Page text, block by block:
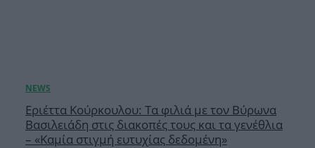
Εριέττα Κούρκουλου: Τα φιλιά με τον Βύρωνα
Βασιλειάδη στις διακοπές τους και τα γενέθλια
– «Καμία στιγμή ευτυχίας δεδομένη»